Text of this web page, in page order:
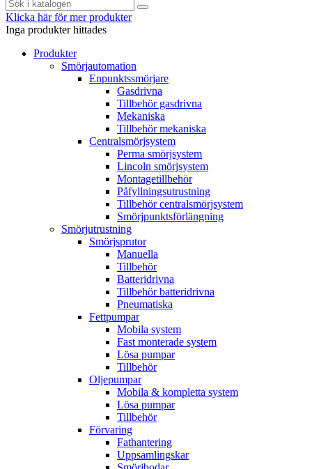
Klicka här för mer produkter
Inga produkter hittades
Produkter
Smörjautomation
Enpunktssmörjare
Gasdrivna
Tillbehör gasdrivna
Mekaniska
Tillbehör mekaniska
Centralsmörjsystem
Perma smörjsystem
Lincoln smörjsystem
Montagetillbehör
Påfyllningsutrustning
Tillbehör centralsmörjsystem
Smörjpunktsförlängning
Smörjutrustning
Smörjsprutor
Manuella
Tillbehör
Batteridrivna
Tillbehör batteridrivna
Pneumatiska
Fettpumpar
Mobila system
Fast monterade system
Lösa pumpar
Tillbehör
Oljepumpar
Mobila & kompletta system
Lösa pumpar
Tillbehör
Förvaring
Fathantering
Uppsamlingskar